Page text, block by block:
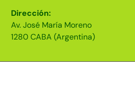
Dirección:
Av. José María Moreno
1280 CABA (Argentina)